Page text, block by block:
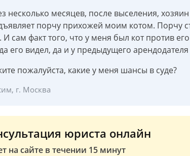
несколько месяцев, после выселения,
порчу прихожей моим котом. Порчу
И сам факт того, что у меня был кот против
его видел, да и у предыдущего
пожалуйста, какие у меня шансы в суде?
г. Москва
юриста онлайн
на сайте в течении 15 минут